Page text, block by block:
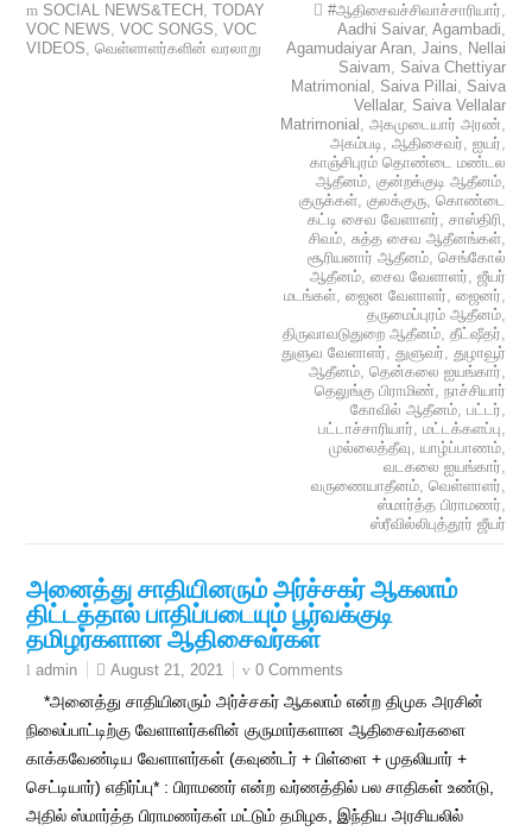
SOCIAL NEWS&TECH ,TODAY
VOC NEWS,VOC SONGS,VOC
VIDEOS,வெள்ளாளர்களின் வரலாறு
#ஆதிசைவச்சிவாச்சாரியார்,
Aadhi Saivar, Agambadi,
Agamudaiyar Aran, Jains, Nellai
Saivam, Saiva Chettiyar
Matrimonial , Saiva Pillai, Saiva
Vellalar, Saiva Vellalar
Matrimonial , அகமுடையார் அரண்,
அகம்படி, ஆதிசைவர், ஐயர்,
காஞ்சிபுரம் தொண்டை மண்டல
ஆதீனம், குன்றக்குடி ஆதீனம்,
குருக்கள், குலக்குரு, கொண்டை
கட்டி சைவ வேளாளர், சாஸ்திரி,
சிவம், சுத்த சைவ ஆதீனங்கள்,
சூரியனார் ஆதீனம், செங்கோல்
ஆதீனம், சைவ வேளாளர், ஜீயர்
மடங்கள், ஜைன வேளாளர், ஜைனர்,
தருமைப்புரம் ஆதீனம்,
திருவாவடுதுறை ஆதீனம், தீட்ஷீதர்,
துளுவ வேளாளர், துளுவர், துழாவூர்
ஆதீனம், தென்கலை ஐயங்கார்,
தெலுங்கு பிராமிண், நாச்சியார்
கோவில் ஆதீனம், பட்டர்,
பட்டாச்சாரியார், மட்டக்களப்பு,
முல்லைத்தீவு, யாழ்ப்பாணம்,
வடகலை ஐயங்கார்,
வருணையாதீனம், வெள்ளாளர்,
ஸ்மார்த்த பிராமணர்,
ஸ்ரீவில்லிபுத்தூர் ஜீயர்
அனைத்து சாதியினரும் அர்ச்சகர் ஆகலாம்
திட்டத்தால் பாதிப்படையும் பூர்வக்குடி
தமிழர்களான ஆதிசைவர்கள்
admin August 21, 2021 0 Comments
*அனைத்து சாதியினரும் அர்ச்சகர் ஆகலாம் என்ற திமுக அரசின்
நிலைப்பாட்டிற்கு வேளாளர்களின் குருமார்களான ஆதிசைவர்களை
காக்கவேண்டிய வேளாளர்கள் (கவுண்டர் + பிள்ளை + முதலியார் +
செட்டியார்) எதிர்ப்பு* : பிராமணர் என்ற வர்ணத்தில் பல சாதிகள் உண்டு,
அதில் ஸ்மார்த்த பிராமணர்கள் மட்டும் தமிழக, இந்திய அரசியலில்